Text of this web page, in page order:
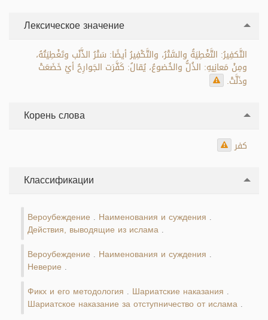
Лексическое значение
التَّكفِيرُ: التَّغْطِيَةُ والسَّتْرُ، والتَّكْفِيرُ أيضًا: سَتْرُ الذَّنْب وتَغْطِيَتُهُ،
ومِنْ مَعانِيهِ: الذُلُّ والخُضوعُ، يُقالُ: كَفَّرَت الجَوارِحُ أيْ خَضَعَتْ
وذَلَّتْ.
Корень слова
كفر
Классификации
Вероубеждение Наименования и суждения
Действия, выводящие из ислама
Вероубеждение Наименования и суждения
Неверие
Фикх и его методология Шариатские наказания
Шариатское наказание за отступничество от ислама